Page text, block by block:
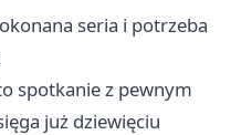
seria i potrzeba
spotkanie z pewnym
już dziewięciu